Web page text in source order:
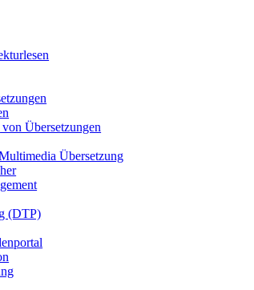
Übersetzungen
Übersetzung
(DTP)